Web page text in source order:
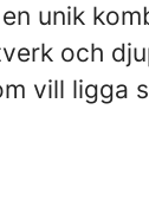
unik
och
vill ligga